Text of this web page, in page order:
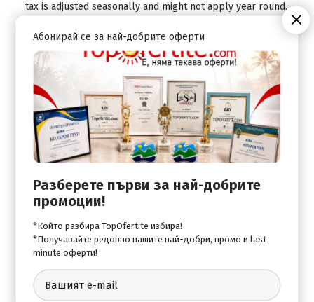
tax is adjusted seasonally and might not apply year round.
details, please contact the property using the information
on the reservation confirmation received after booking. A
tax is imposed by the city: From 1 November - 29
February, EUR 0.50 per accommodation, per night A tax is
imposed by the city: From 1 March - 31 October, EUR 1.50
per accommodation, per night We have included all
charges provided to us by the property. Cash transactions
at this property cannot exceed EUR 500, due to national
property using information in the booking confirmation.
Абонирай се за най-добрите оферти
Разберете първи за най-добрите
промоции!
*Който разбира TopOfertite избира!
*Получавайте редовно нашите най-добри, промо и last
minute оферти!